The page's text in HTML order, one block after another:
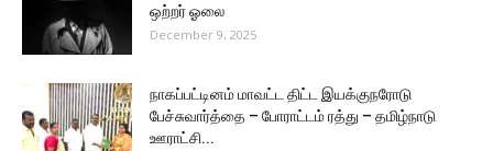
ஒற்றர் ஓலை
December 9, 2025
நாகப்பட்டினம் மாவட்ட திட்ட இயக்குநரோடு
பேச்சுவார்த்தை – போராட்டம் ரத்து – தமிழ்நாடு
ஊராட்சி...